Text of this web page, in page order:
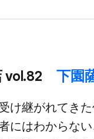
vol.82 下園
け継がれてき
には​わからな